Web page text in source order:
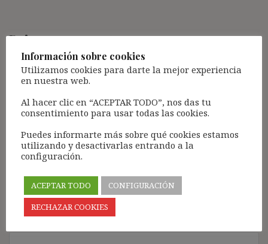
Deja una respuesta
Tu dirección de correo electrónico no será publicada.
campos obligatorios están marcados con*
Información sobre cookies
Utilizamos cookies para darte la mejor experiencia
en nuestra web.
Al hacer clic en “ACEPTAR TODO”, nos das tu
consentimiento para usar todas las cookies.
Puedes informarte más sobre qué cookies estamos
utilizando y desactivarlas entrando a la
configuración.
ACEPTAR TODO
CONFIGURACIÓN
RECHAZAR COOKIES